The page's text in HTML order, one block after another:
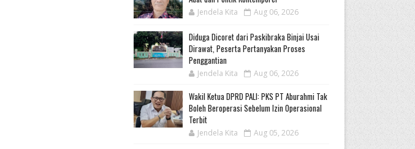
Jendela Kita Aug 06, 2026
Diduga Dicoret dari Paskibraka Binjai Usai
Dirawat, Peserta Pertanyakan Proses
Penggantian
Jendela Kita Aug 06, 2026
Wakil Ketua DPRD PALI: PKS PT Aburahmi Tak
Boleh Beroperasi Sebelum Izin Operasional
Terbit
Jendela Kita Aug 05, 2026